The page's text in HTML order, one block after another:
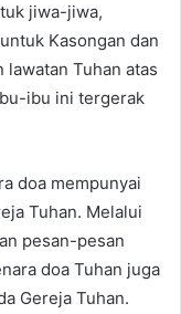
jiwa-jiwa,
Kasongan dan
Tuhan atas
ibu ini tergerak
doa mempunyai
Tuhan. Melalui
pesan-pesan
doa Tuhan juga
Gereja Tuhan.